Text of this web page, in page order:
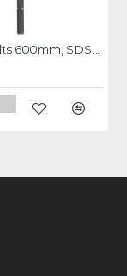
Asgala kalts 600mm, SDS-MAX KWB